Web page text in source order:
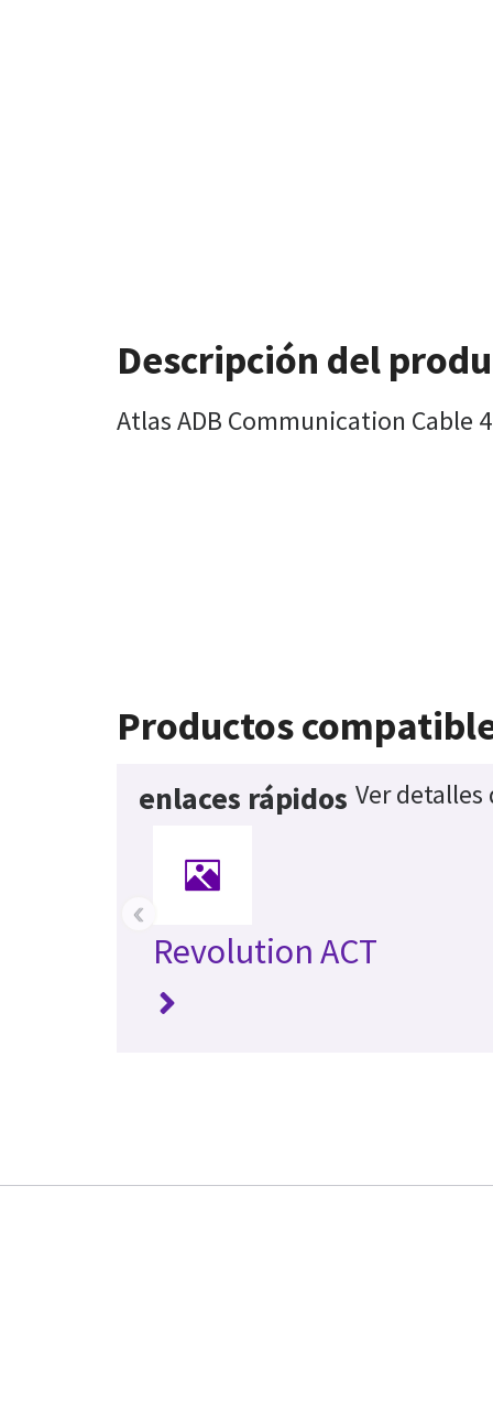
Descripción del
Atlas ADB Communication Cable
Productos
enlaces rápidos Ver
Revolution ACT
‹